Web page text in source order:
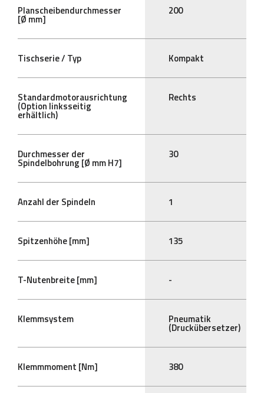
Planscheibendurchmesser
[Ø mm]
200
Tischserie / Typ Kompakt
Standardmotorausrichtung
(Option linksseitig
erhältlich)
Rechts
Durchmesser der
Spindelbohrung [Ø mm H7]
30
Anzahl der Spindeln 1
Spitzenhöhe [mm] 135
T-Nutenbreite [mm] -
Klemmsystem Pneumatik
(Druckübersetzer)
Klemmmoment [Nm] 380